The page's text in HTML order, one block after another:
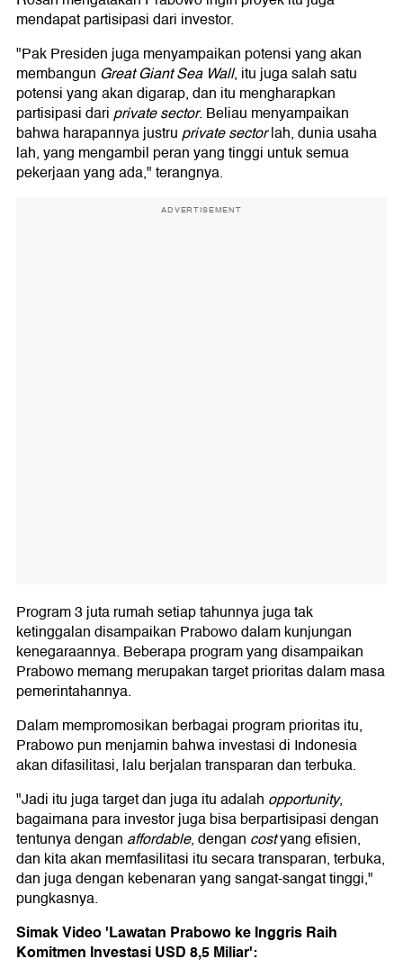
mendapat partisipasi dari investor.
"Pak Presiden juga menyampaikan potensi yang akan
membangun Great Giant Sea Wall, itu juga salah satu
potensi yang akan digarap, dan itu mengharapkan
partisipasi dariprivate sector. Beliau menyampaikan
bahwa harapannya justruprivate sectorlah, dunia usaha
lah, yang mengambil peran yang tinggi untuk semua
pekerjaan yang ada," terangnya.
ADVERTISEMENT
Program 3 juta rumah setiap tahunnya juga tak
ketinggalan disampaikan Prabowo dalam kunjungan
kenegaraannya. Beberapa program yang disampaikan
Prabowo memang merupakan target prioritas dalam masa
pemerintahannya.
Dalam mempromosikan berbagai program prioritas itu,
Prabowo pun menjamin bahwa investasi di Indonesia
akan difasilitasi, lalu berjalan transparan dan terbuka.
"Jadi itu juga target dan juga itu adalah opportunity,
bagaimana para investor juga bisa berpartisipasi dengan
tentunya dengan affordable, dengan costyang efisien,
dan kita akan memfasilitasi itu secara transparan, terbuka,
dan juga dengan kebenaran yang sangat-sangat tinggi,"
pungkasnya.
Simak Video 'Lawatan Prabowo ke Inggris Raih
Komitmen Investasi USD 8,5 Miliar':